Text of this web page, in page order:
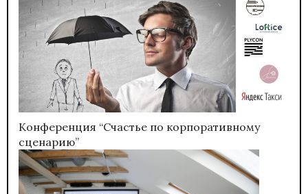
Конференция “Счастье по корпоративному
сценарию”